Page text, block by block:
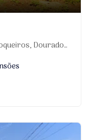
Dourados-MS